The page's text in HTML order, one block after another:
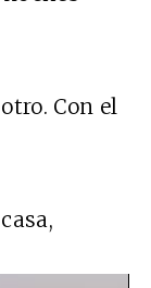
Con el